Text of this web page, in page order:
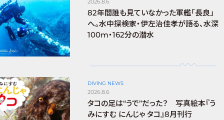
2026.8.6
82年間誰も見ていなかった軍艦「長良」
へ。水中探検家・伊左治佳孝が語る、水深
100m・162分の潜水
DIVING NEWS
2026.8.6
タコの足は“うで”だった？ 写真絵本『う
みにすむ にんじゃ タコ』8月刊行